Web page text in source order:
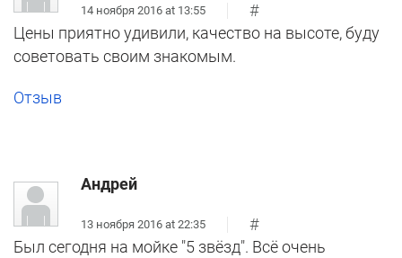
14 ноября 2016 at 13:55
#
Цены приятно удивили, качество на высоте, буду
советовать своим знакомым.
Отзыв
Андрей
13 ноября 2016 at 22:35
#
Был сегодня на мойке "5 звёзд". Всё очень